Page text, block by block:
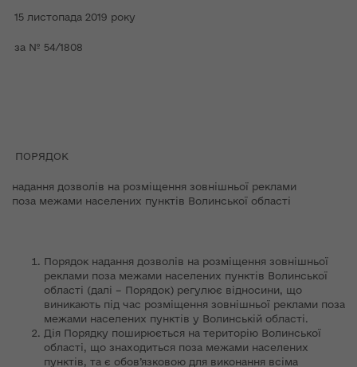
15 листопада 2019 року
за № 54/1808
ПОРЯДОК
надання дозволів на розміщення зовнішньої реклами
поза межами населених пунктів Волинської області
Порядок надання дозволів на розміщення зовнішньої
реклами поза межами населених пунктів Волинської
області (далі – Порядок) регулює відносини, що
виникають під час розміщення зовнішньої реклами поза
межами населених пунктів у Волинській області.
Дія Порядку поширюється на територію Волинської
області, що знаходиться поза межами населених
пунктів, та є обов’язковою для виконання всіма